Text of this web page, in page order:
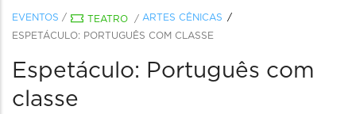
EVENTOS / TEATRO / ARTES CÊNICAS
ESPETÁCULO: PORTUGUÊS COM CLASSE
Espetáculo: Português com
classe